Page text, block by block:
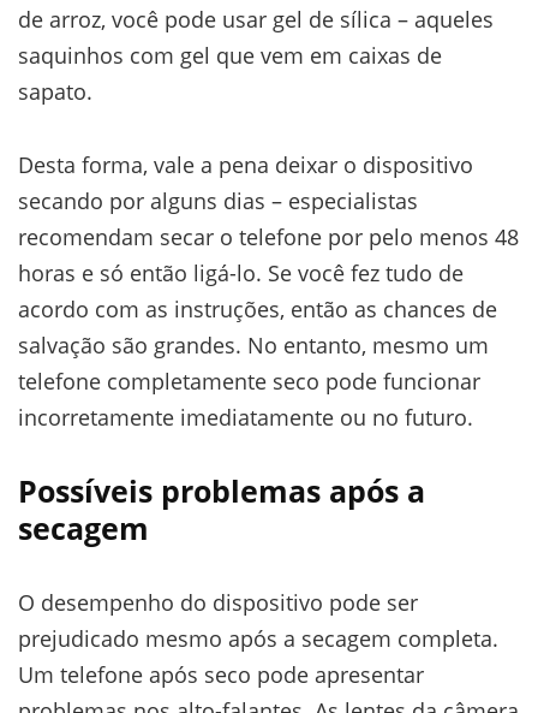
de arroz, você pode usar gel de sílica – aqueles
saquinhos com gel que vem em caixas de
sapato.
Desta forma, vale a pena deixar o dispositivo
secando por alguns dias – especialistas
recomendam secar o telefone por pelo menos 48
horas e só então ligá-lo. Se você fez tudo de
acordo com as instruções, então as chances de
salvação são grandes. No entanto, mesmo um
telefone completamente seco pode funcionar
incorretamente imediatamente ou no futuro.
Possíveis problemas após a
secagem
O desempenho do dispositivo pode ser
prejudicado mesmo após a secagem completa.
Um telefone após seco pode apresentar